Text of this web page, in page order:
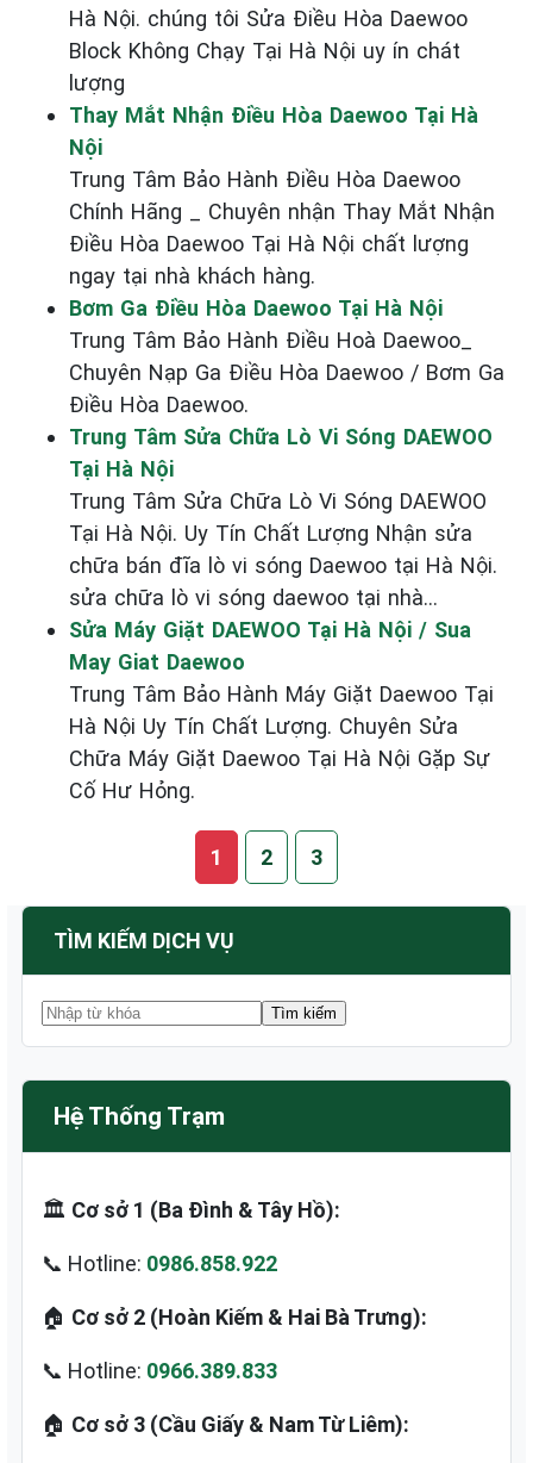
Hà Nội. chúng tôi Sửa Điều Hòa Daewoo
Block Không Chạy Tại Hà Nội uy ín chát
lượng
Thay Mắt Nhận Điều Hòa Daewoo Tại Hà
Nội
Trung Tâm Bảo Hành Điều Hòa Daewoo
Chính Hãng _ Chuyên nhận Thay Mắt Nhận
Điều Hòa Daewoo Tại Hà Nội chất lượng
ngay tại nhà khách hàng.
Bơm Ga Điều Hòa Daewoo Tại Hà Nội
Trung Tâm Bảo Hành Điều Hoà Daewoo_
Chuyên Nạp Ga Điều Hòa Daewoo / Bơm Ga
Điều Hòa Daewoo.
Trung Tâm Sửa Chữa Lò Vi Sóng DAEWOO
Tại Hà Nội
Trung Tâm Sửa Chữa Lò Vi Sóng DAEWOO
Tại Hà Nội. Uy Tín Chất Lượng Nhận sửa
chữa bán đĩa lò vi sóng Daewoo tại Hà Nội.
sửa chữa lò vi sóng daewoo tại nhà...
Sửa Máy Giặt DAEWOO Tại Hà Nội / Sua
May Giat Daewoo
Trung Tâm Bảo Hành Máy Giặt Daewoo Tại
Hà Nội Uy Tín Chất Lượng. Chuyên Sửa
Chữa Máy Giặt Daewoo Tại Hà Nội Gặp Sự
Cố Hư Hỏng.
1 2 3
TÌM KIẾM DỊCH VỤ
Hệ Thống Trạm
🏛️ Cơ sở 1 (Ba Đình & Tây Hồ):
📞 Hotline: 0986.858.922
🏠 Cơ sở 2 (Hoàn Kiếm & Hai Bà Trưng):
📞 Hotline: 0966.389.833
🏠 Cơ sở 3 (Cầu Giấy & Nam Từ Liêm):